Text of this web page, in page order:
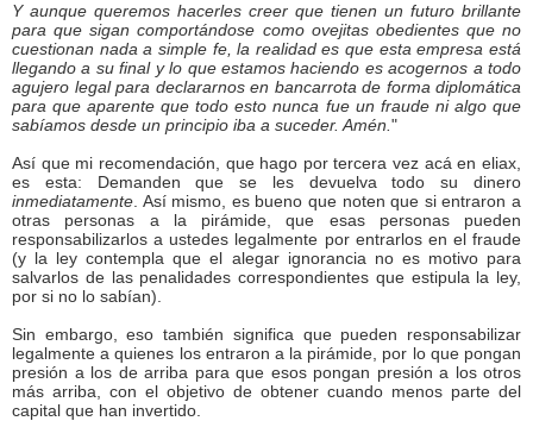
Y aunque queremos hacerles creer que tienen un futuro brillante
para que sigan comportándose como ovejitas obedientes que no
cuestionan nada a simple fe, la realidad es que esta empresa está
llegando a su final y lo que estamos haciendo es acogernos a todo
agujero legal para declararnos en bancarrota de forma diplomática
para que aparente que todo esto nunca fue un fraude ni algo que
sabíamos desde un principio iba a suceder. Amén. "
Así que mi recomendación, que hago por tercera vez acá en eliax,
es esta: Demanden que se les devuelva todo su dinero
inmediatamente . Así mismo, es bueno que noten que si entraron a
otras personas a la pirámide, que esas personas pueden
responsabilizarlos a ustedes legalmente por entrarlos en el fraude
(y la ley contempla que el alegar ignorancia no es motivo para
salvarlos de las penalidades correspondientes que estipula la ley,
por si no lo sabían).
Sin embargo, eso también significa que pueden responsabilizar
legalmente a quienes los entraron a la pirámide, por lo que pongan
presión a los de arriba para que esos pongan presión a los otros
más arriba, con el objetivo de obtener cuando menos parte del
capital que han invertido.